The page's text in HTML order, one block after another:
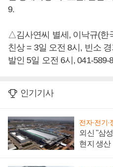
9.
△김사연씨 별세, 이낙규(한
친상 = 3일 오전 8시, 빈소
발인 5일 오전 6시, 041-589-
인기기사
전자·전기·
외신 "삼
현지 생산